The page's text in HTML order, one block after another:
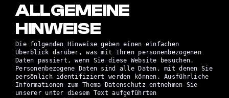
ALLGEMEINE
HINWEISE
Die folgenden Hinweise geben einen einfachen
Überblick darüber, was mit Ihren personenbezogenen
Daten passiert, wenn Sie diese Website besuchen.
Personenbezogene Daten sind alle Daten, mit denen Sie
persönlich identifiziert werden können. Ausführliche
Informationen zum Thema Datenschutz entnehmen Sie
unserer unter diesem Text aufgeführten